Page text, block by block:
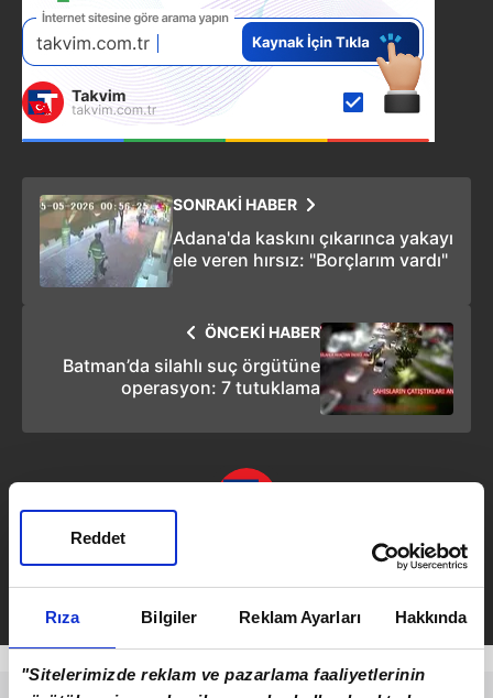
Rıza Bilgiler Reklam Ayarları Hakkında
"Sitelerimizde reklam ve pazarlama faaliyetlerinin
Reddet
SONRAKİ HABER
Adana'da kaskını çıkarınca yakayı
ele veren hırsız: "Borçlarım vardı"
ÖNCEKİ HABER
Batman’da silahlı suç örgütüne
operasyon: 7 tutuklama